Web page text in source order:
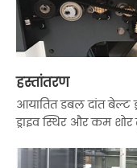
हस्तांतरण
आयातित डबल दांत बेल्ट
ड्राइव स्थिर और कम शोर